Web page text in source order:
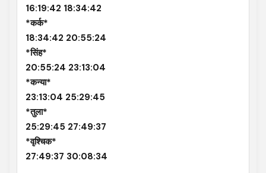
16:19:42 18:34:42
*कर्क*
18:34:42 20:55:24
*सिंह*
20:55:24 23:13:04
*कन्या*
23:13:04 25:29:45
*तुला*
25:29:45 27:49:37
*वृश्चिक*
27:49:37 30:08:34